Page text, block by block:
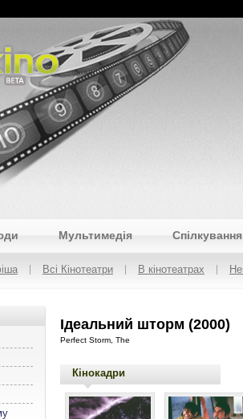
Мультимедія Спілкування
Всі Кінотеатри В кінотеатрах
Ідеальний шторм (2000)
Perfect Storm, The
Кінокадри